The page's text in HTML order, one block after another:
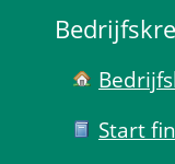
Start